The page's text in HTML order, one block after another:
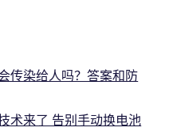
传染给人吗？答案和防
术来了 告别手动换电池